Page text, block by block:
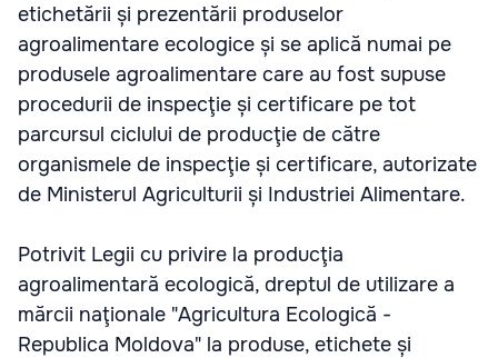
etichetării și prezentării produselor
agroalimentare ecologice și se aplică numai pe
produsele agroalimentare care au fost supuse
procedurii de inspecţie și certificare pe tot
parcursul ciclului de producţie de către
organismele de inspecţie și certificare, autorizate
de Ministerul Agriculturii și Industriei Alimentare.
Potrivit Legii cu privire la producţia
agroalimentară ecologică, dreptul de utilizare a
mărcii naţionale "Agricultura Ecologică -
Republica Moldova" la produse, etichete și